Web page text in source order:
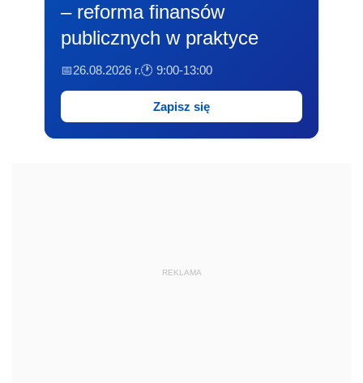
– reforma finansów
publicznych w praktyce
📅26.08.2026 r.🕐 9:00-13:00
Zapisz się
REKLAMA